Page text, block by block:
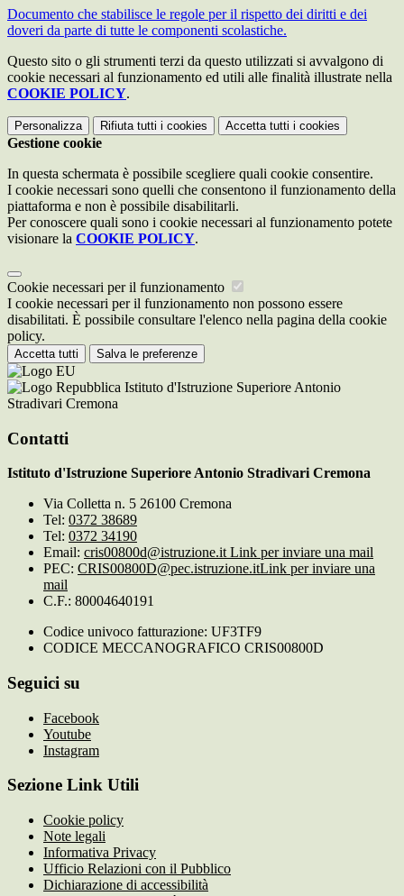
Documento che stabilisce le regole per il rispetto dei diritti e dei
doveri da parte di tutte le componenti scolastiche.
Questo sito o gli strumenti terzi da questo utilizzati si avvalgono di
cookie necessari al funzionamento ed utili alle finalità illustrate nella
COOKIE POLICY.
Personalizza Rifiuta tutti i cookies Accetta tutti i cookies
Gestione cookie
In questa schermata è possibile scegliere quali cookie consentire.
I cookie necessari sono quelli che consentono il funzionamento della
piattaforma e non è possibile disabilitarli.
Per conoscere quali sono i cookie necessari al funzionamento potete
visionare la COOKIE POLICY.
Cookie necessari per il funzionamento
I cookie necessari per il funzionamento non possono essere
disabilitati. È possibile consultare l'elenco nella pagina della cookie
policy.
Accetta tutti Salva le preferenze
Istituto d'Istruzione Superiore Antonio
Stradivari Cremona
Contatti
Istituto d'Istruzione Superiore Antonio Stradivari Cremona
Via Colletta n. 5 26100 Cremona
Tel: 0372 38689
Tel: 0372 34190
Email: cris00800d@istruzione.it Link per inviare una mail
PEC: CRIS00800D@pec.istruzione.itLink per inviare una
mail
C.F.: 80004640191
Codice univoco fatturazione: UF3TF9
CODICE MECCANOGRAFICO CRIS00800D
Seguici su
Facebook
Youtube
Instagram
Sezione Link Utili
Cookie policy
Note legali
Informativa Privacy
Ufficio Relazioni con il Pubblico
Dichiarazione di accessibilità